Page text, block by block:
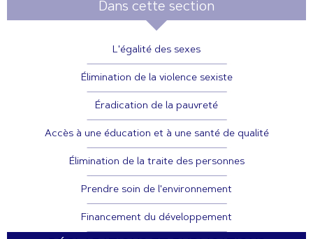
Dans cette section
L'égalité des sexes
Élimination de la violence sexiste
Éradication de la pauvreté
Accès à une éducation et à une santé de qualité
Élimination de la traite des personnes
Prendre soin de l'environnement
Financement du développement